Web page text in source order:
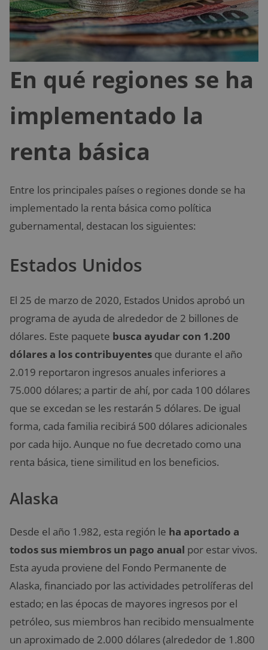
En qué regiones se ha
implementado la
renta básica
Entre los principales países o regiones donde se ha
implementado la renta básica como política
gubernamental, destacan los siguientes:
Estados Unidos
El 25 de marzo de 2020, Estados Unidos aprobó un
programa de ayuda de alrededor de 2 billones de
dólares. Este paquete busca ayudar con 1.200
dólares a los contribuyentes que durante el año
2.019 reportaron ingresos anuales inferiores a
75.000 dólares; a partir de ahí, por cada 100 dólares
que se excedan se les restarán 5 dólares. De igual
forma, cada familia recibirá 500 dólares adicionales
por cada hijo. Aunque no fue decretado como una
renta básica, tiene similitud en los beneficios.
Alaska
Desde el año 1.982, esta región le ha aportado a
todos sus miembros un pago anual por estar vivos.
Esta ayuda proviene del Fondo Permanente de
Alaska, financiado por las actividades petrolíferas del
estado; en las épocas de mayores ingresos por el
petróleo, sus miembros han recibido mensualmente
un aproximado de 2.000 dólares (alrededor de 1.800